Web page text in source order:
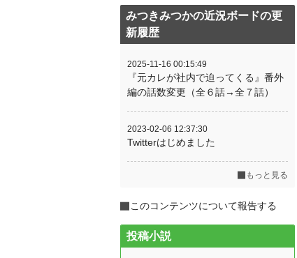
みつきみつかの近況ボードの更
新履歴
2025-11-16 00:15:49
『元カレが社内で迫ってくる』番外
編の話数変更（全６話→全７話）
2023-02-06 12:37:30
Twitterはじめました
もっと見る
このコンテンツについて報告する
投稿小説